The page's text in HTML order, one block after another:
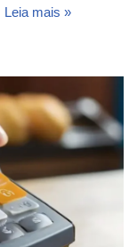
Leia mais »